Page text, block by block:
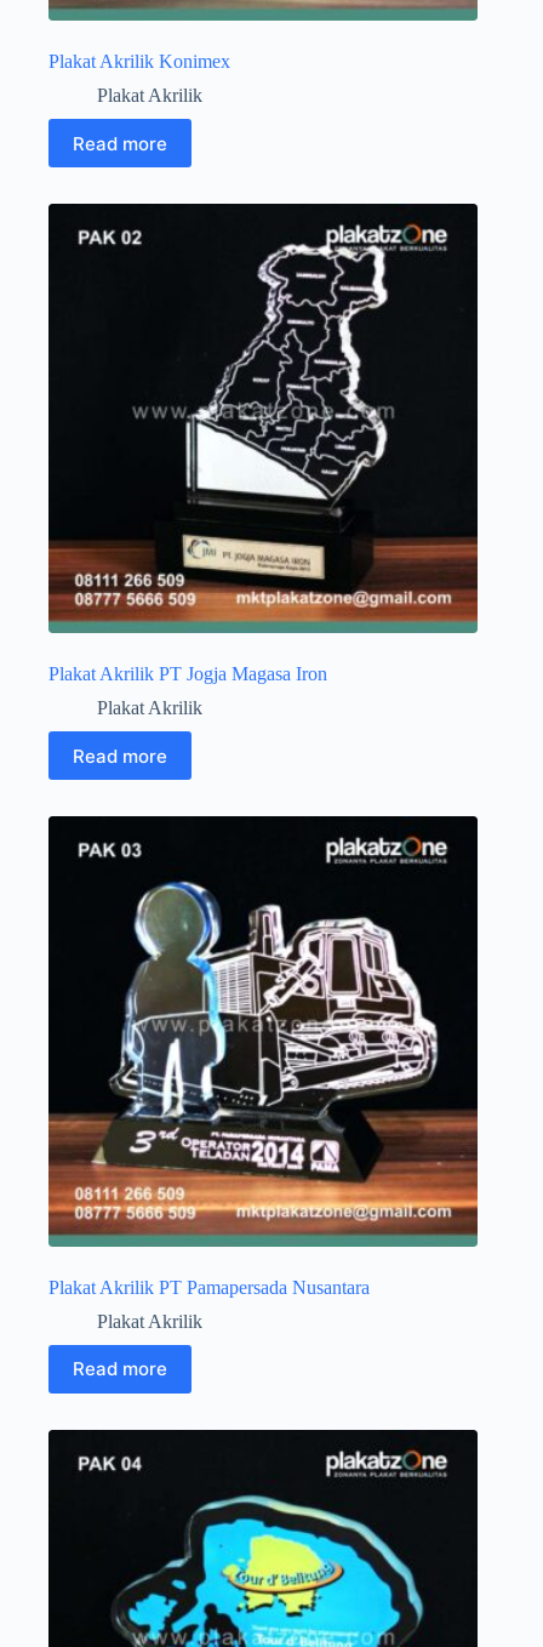
Plakat Akrilik Konimex
Plakat Akrilik
Read more
Plakat Akrilik PT Jogja Magasa Iron
Plakat Akrilik
Read more
Plakat Akrilik PT Pamapersada Nusantara
Plakat Akrilik
Read more